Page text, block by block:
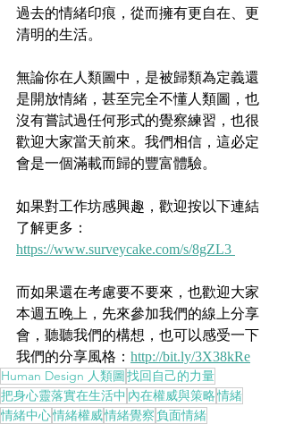
過去的情緒印痕，從而擁有更自在、更
清明的生活。
無論你在人類圖中，是被歸類為定義還
是開放情緒，甚至完全不懂人類圖，也
沒有嘗試過任何形式的覺察練習，也很
歡迎大家當天前來。我們相信，這必定
會是一個滿載而歸的豐富體驗。
如果對工作坊感興趣，歡迎按以下連結
了解更多：
https://www.surveycake.com/s/8gZL3
而如果還在考慮要不要來，也歡迎大家
本週五晚上，先來參加我們的線上分享
會，聽聽我們的構想，也可以感受一下
我們的分享風格： http://bit.ly/3X38kRe
Human Design 人類圖找回自己的力量
把身心靈落實在生活中 內在權威與策略情緒
情緒中心情緒權威情緒覺察 負面情緒